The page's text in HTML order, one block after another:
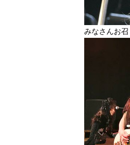
みなさんお